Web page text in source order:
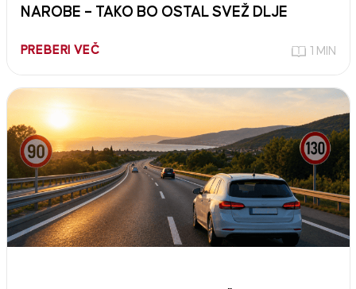
NAROBE – TAKO BO OSTAL SVEŽ DLJE
PREBERI VEČ 1 MIN